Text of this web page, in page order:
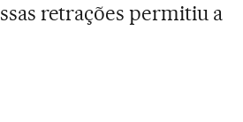
retrações permitiu a